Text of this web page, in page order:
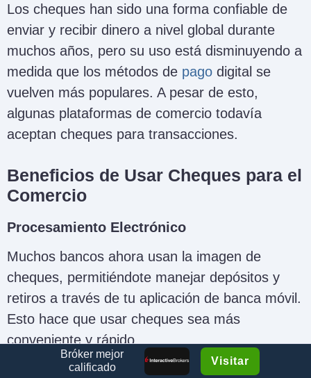
Bróker mejor
calificado
Visitar
Los cheques han sido una forma confiable de
enviar y recibir dinero a nivel global durante
muchos años, pero su uso está disminuyendo a
medida que los métodos de pago digital se
vuelven más populares. A pesar de esto,
algunas plataformas de comercio todavía
aceptan cheques para transacciones.
Beneficios de Usar Cheques para el
Comercio
Procesamiento Electrónico
Muchos bancos ahora usan la imagen de
cheques, permitiéndote manejar depósitos y
retiros a través de tu aplicación de banca móvil.
Esto hace que usar cheques sea más
conveniente y rápido.
Soporte de Moneda